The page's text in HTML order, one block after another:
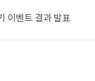
이벤트 결과 발표